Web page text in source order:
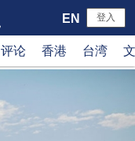
登入
EN
评论 香港 台湾